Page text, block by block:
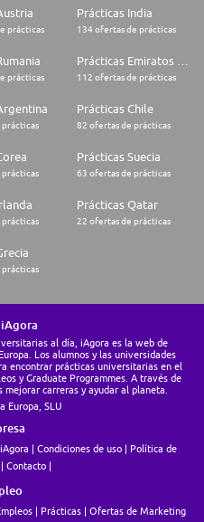
prácticas
Prácticas India
134 ofertas de prácticas
prácticas 112 ofertas de prácticas
Prácticas Chile
82 ofertas de prácticas
Prácticas Suecia
63 ofertas de prácticas
Prácticas Qatar
22 ofertas de prácticas
al día, iAgora es la web de
Los alumnos y las universidades
encontrar prácticas universitarias en el
y Graduate Programmes. A través de
carreras y ayudar al planeta.
Europa, SLU
Condiciones de uso
Política de
Contacto
Prácticas Ofertas de Marketing